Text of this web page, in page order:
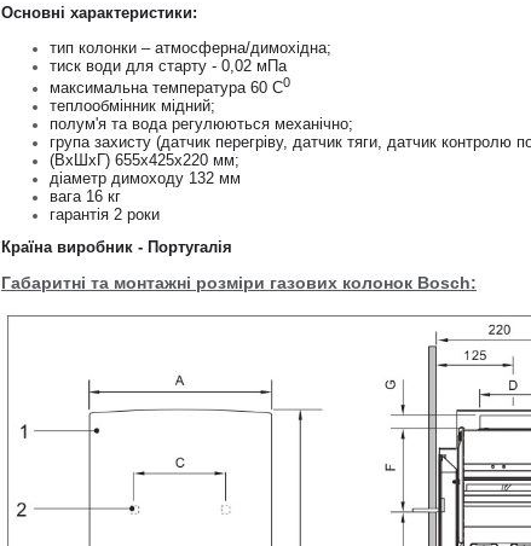
Основні характеристики:
тип колонки – атмосферна/димохідна;
тиск води для старту - 0,02 мПа
максимальна температура 60 С0
теплообмінник мідний;
полум'я та вода регулюються механічно;
група захисту (датчик перегріву, датчик тяги, датчик контролю
(ВхШхГ) 655х425х220 мм;
діаметр димоходу 132 мм
вага 16 кг
гарантія 2 роки
Країна виробник - Португалія
Габаритні та монтажні розміри газових колонок Bosch: